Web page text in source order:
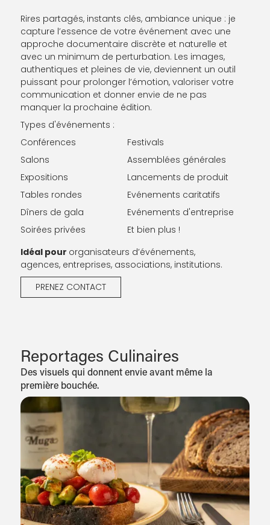
Rires partagés, instants clés, ambiance unique : je
capture l’essence de votre événement avec une
approche documentaire discrète et naturelle et
avec un minimum de perturbation. Les images,
authentiques et pleines de vie, deviennent un outil
puissant pour prolonger l’émotion, valoriser votre
communication et donner envie de ne pas
manquer la prochaine édition.
Types d'événements :
Conférences
Festivals
Assemblées générales
Salons
Expositions
Lancements de produit
Tables rondes
Evénements caritatifs
Evénements d'entreprise
Dîners de gala
Soirées privées
Et bien plus !
Idéal pour organisateurs d’événements,
agences, entreprises, associations, institutions.
PRENEZ CONTACT
Reportages Culinaires
Des visuels qui donnent envie avant même la
première bouchée.